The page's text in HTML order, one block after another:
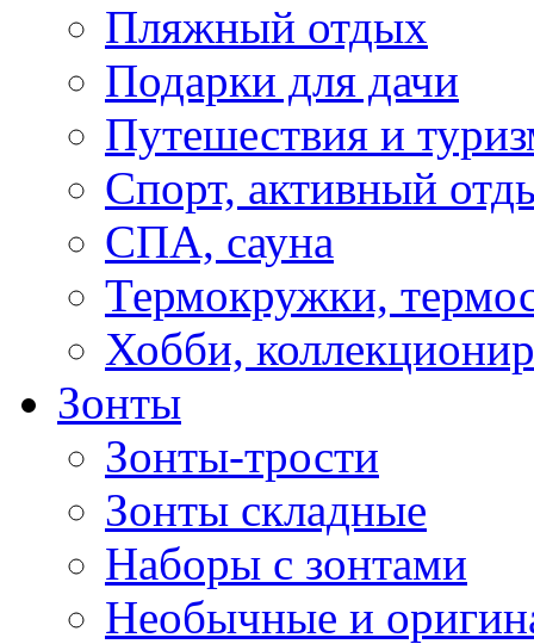
Пляжный отдых
Подарки для дачи
Путешествия и
Спорт, активный
СПА, сауна
Термокружки,
Хобби,
Зонты
Зонты-трости
Зонты складные
Наборы с зонтами
Необычные и